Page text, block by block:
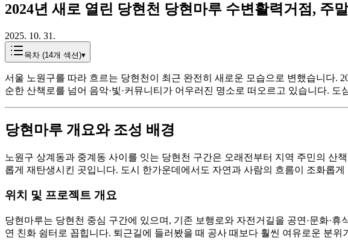
2024년 새로 열린 당현천 당현마루 수변활력거점, 주
2025. 10. 31.
목차 (14개 섹션)▾
서울 노원구를 따라 흐르는 당현천이 최근 완전히 새로운 모습으로 변했습니다.
순한 산책로를 넘어 음악·빛·커뮤니티가 어우러진 명소로 떠오르고 있습니다.
당현마루 개요와 조성 배경
노원구 상계동과 중계동 사이를 잇는 당현천 구간은 오래전부터 지역 주민의 산
롭게 재탄생시킨 곳입니다. 도시 한가운데에서도 자연과 사람의 흐름이 조화롭
위치 및 프로젝트 개요
당현마루는 당현천 중심 구간에 있으며, 기존 보행로와 자전거길을 공연·문화·
연 친화 쉼터로 꼽힙니다. 퇴근길에 들러봤을 때 공사 때보다 훨씬 여유로운 분위